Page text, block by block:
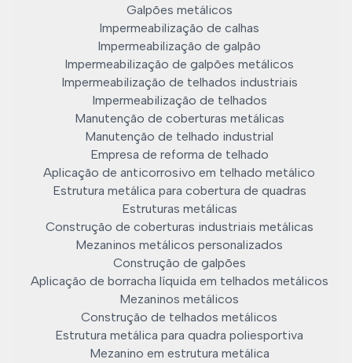
Galpões metálicos
Impermeabilização de calhas
Impermeabilização de galpão
Impermeabilização de galpões metálicos
Impermeabilização de telhados industriais
Impermeabilização de telhados
Manutenção de coberturas metálicas
Manutenção de telhado industrial
Empresa de reforma de telhado
Aplicação de anticorrosivo em telhado metálico
Estrutura metálica para cobertura de quadras
Estruturas metálicas
Construção de coberturas industriais metálicas
Mezaninos metálicos personalizados
Construção de galpões
Aplicação de borracha líquida em telhados metálicos
Mezaninos metálicos
Construção de telhados metálicos
Estrutura metálica para quadra poliesportiva
Mezanino em estrutura metálica